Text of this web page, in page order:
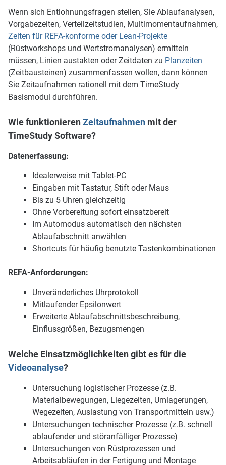
Wenn sich Entlohnungs­fragen stellen, Sie Ablaufanalysen,
Vorgabezeiten, Verteilzeitstudien, Multimomentaufnahmen,
Zeiten für REFA-konforme oder Lean-Projekte
(Rüstworkshops und Wertstromanalysen) ermitteln
müssen, Linien austakten oder Zeitdaten zu Planzeiten
(Zeitbausteinen) zusammenfassen wollen, dann können
Sie Zeitaufnahmen rationell mit dem TimeStudy
Basismodul durchführen.
Wie funktionierenZeitaufnahmenmit der
TimeStudy Software?
Datenerfassung:
Idealerweise mit Tablet-PC
Eingaben mit Tastatur, Stift oder Maus
Bis zu 5 Uhren gleichzeitig
Ohne Vorbereitung sofort einsatzbereit
Im Automodus automatisch den nächsten
Ablaufabschnitt anwählen
Shortcuts für häufig benutzte Tastenkombinationen
REFA-Anforderungen:
Unveränderliches Uhrprotokoll
Mitlaufender Epsilonwert
Erweiterte Ablaufabschnittsbeschreibung,
Einflussgrößen, Bezugsmengen
Welche Einsatzmöglichkeiten gibt es für die
Videoanalyse?
Untersuchung logistischer Prozesse (z.B.
Materialbewegungen, Liegezeiten, Umlagerungen,
Wegezeiten, Auslastung von Transportmitteln usw.)
Untersuchungen technischer Prozesse (z.B. schnell
ablaufender und störanfälliger Prozesse)
Untersuchungen von Rüstprozessen und
Arbeitsabläufen in der Fertigung und Montage